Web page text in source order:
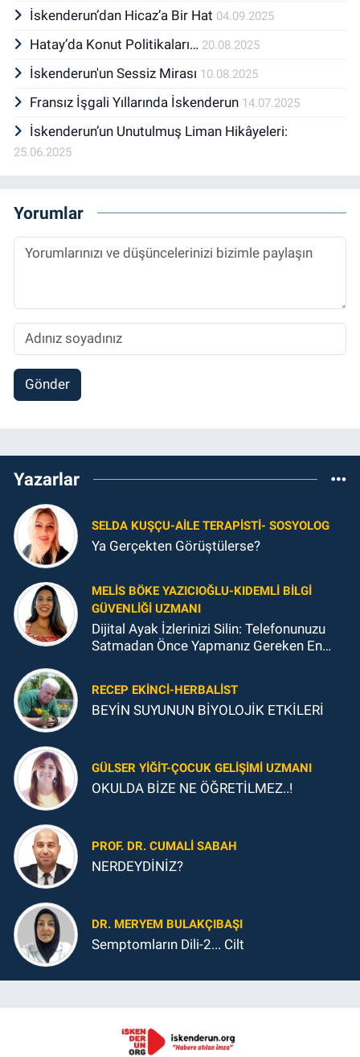
İskenderun’dan Hicaz’a Bir Hat 04.09.2025
Hatay’da Konut Politikaları… 20.08.2025
İskenderun'un Sessiz Mirası 10.08.2025
Fransız İşgali Yıllarında İskenderun 14.07.2025
İskenderun’un Unutulmuş Liman Hikâyeleri:
25.06.2025
Yorumlar
Gönder
Yazarlar
SELDA KUŞÇU-AILE TERAPISTI- SOSYOLOG
Ya Gerçekten Görüştülerse?
MELIS BÖKE YAZICIOĞLU-KIDEMLI BILGI
GÜVENLIĞI UZMANI
Dijital Ayak İzlerinizi Silin: Telefonunuzu
Satmadan Önce Yapmanız Gereken En
RECEP EKINCI-HERBALIST
BEYİN SUYUNUN BİYOLOJİK ETKİLERİ
GÜLSER YIĞIT-ÇOCUK GELIŞIMI UZMANI
OKULDA BİZE NE ÖĞRETİLMEZ..!
PROF. DR. CUMALI SABAH
NERDEYDİNİZ?
DR. MERYEM BULAKÇIBAŞI
Semptomların Dili-2... Cilt